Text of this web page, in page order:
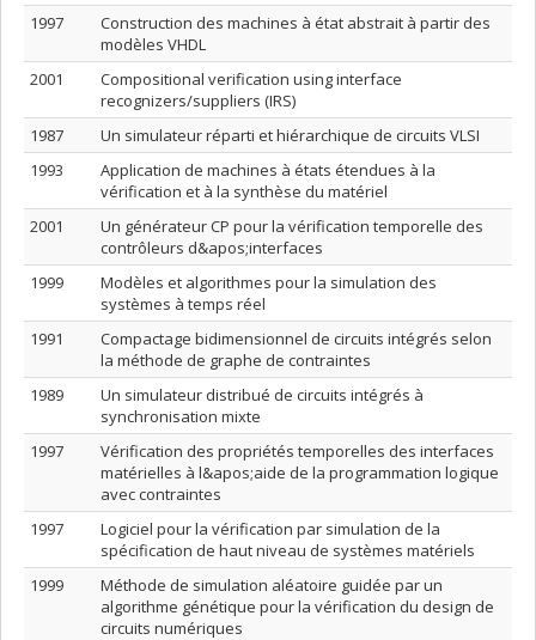
1997
Construction des machines à état abstrait à partir des
modèles VHDL
2001
Compositional verification using interface
recognizers/suppliers (IRS)
1987
Un simulateur réparti et hiérarchique de circuits VLSI
1993
Application de machines à états étendues à la
vérification et à la synthèse du matériel
2001
Un générateur CP pour la vérification temporelle des
contrôleurs d&apos;interfaces
1999
Modèles et algorithmes pour la simulation des
systèmes à temps réel
1991
Compactage bidimensionnel de circuits intégrés selon
la méthode de graphe de contraintes
1989
Un simulateur distribué de circuits intégrés à
synchronisation mixte
1997
Vérification des propriétés temporelles des interfaces
matérielles à l&apos;aide de la programmation logique
avec contraintes
1997
Logiciel pour la vérification par simulation de la
spécification de haut niveau de systèmes matériels
1999
Méthode de simulation aléatoire guidée par un
algorithme génétique pour la vérification du design de
circuits numériques